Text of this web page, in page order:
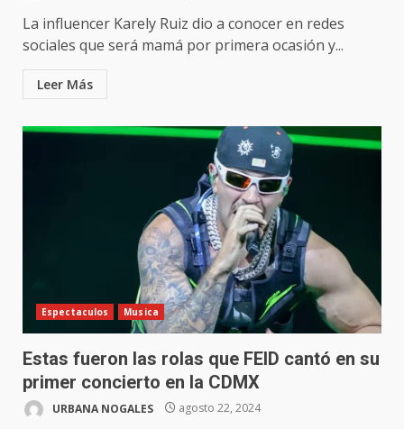
La influencer Karely Ruiz dio a conocer en redes
sociales que será mamá por primera ocasión y...
Leer Más
Espectaculos Musica
Estas fueron las rolas que FEID cantó en su
primer concierto en la CDMX
URBANA NOGALES agosto 22, 2024